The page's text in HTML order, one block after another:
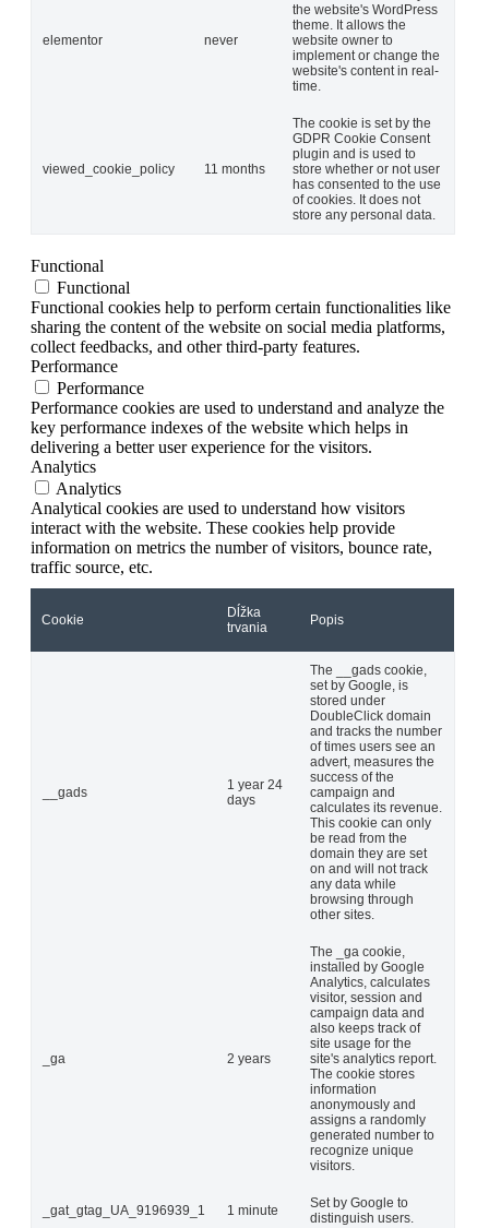
elementor never
the website's WordPress
theme. It allows the
website owner to
implement or change the
website's content in real-
time.
viewed_cookie_policy 11 months
The cookie is set by the
GDPR Cookie Consent
plugin and is used to
store whether or not user
has consented to the use
of cookies. It does not
store any personal data.
Functional
Functional
Functional cookies help to perform certain functionalities like
sharing the content of the website on social media platforms,
collect feedbacks, and other third-party features.
Performance
Performance
Performance cookies are used to understand and analyze the
key performance indexes of the website which helps in
delivering a better user experience for the visitors.
Analytics
Analytics
Analytical cookies are used to understand how visitors
interact with the website. These cookies help provide
information on metrics the number of visitors, bounce rate,
traffic source, etc.
Cookie
Dĺžka
trvania
Popis
__gads
1 year 24
days
The __gads cookie,
set by Google, is
stored under
DoubleClick domain
and tracks the number
of times users see an
advert, measures the
success of the
campaign and
calculates its revenue.
This cookie can only
be read from the
domain they are set
on and will not track
any data while
browsing through
other sites.
_ga 2 years
The _ga cookie,
installed by Google
Analytics, calculates
visitor, session and
campaign data and
also keeps track of
site usage for the
site's analytics report.
The cookie stores
information
anonymously and
assigns a randomly
generated number to
recognize unique
visitors.
_gat_gtag_UA_9196939_1 1 minute
Set by Google to
distinguish users.